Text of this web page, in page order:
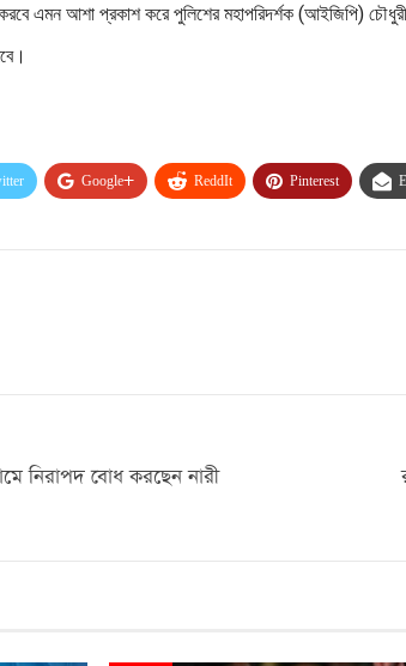
করবে এমন আশা প্রকাশ করে পুলিশের মহাপরিদর্শক (আইজিপি)
Google+ ReddIt Pinterest
নিরাপদ বোধ করছেন নারী